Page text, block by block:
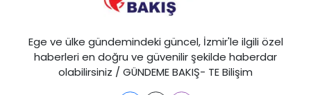
Ege ve ülke gündemindeki güncel, İzmir'le ilgili özel
haberleri en doğru ve güvenilir şekilde haberdar
olabilirsiniz / GÜNDEME BAKIŞ- TE Bilişim